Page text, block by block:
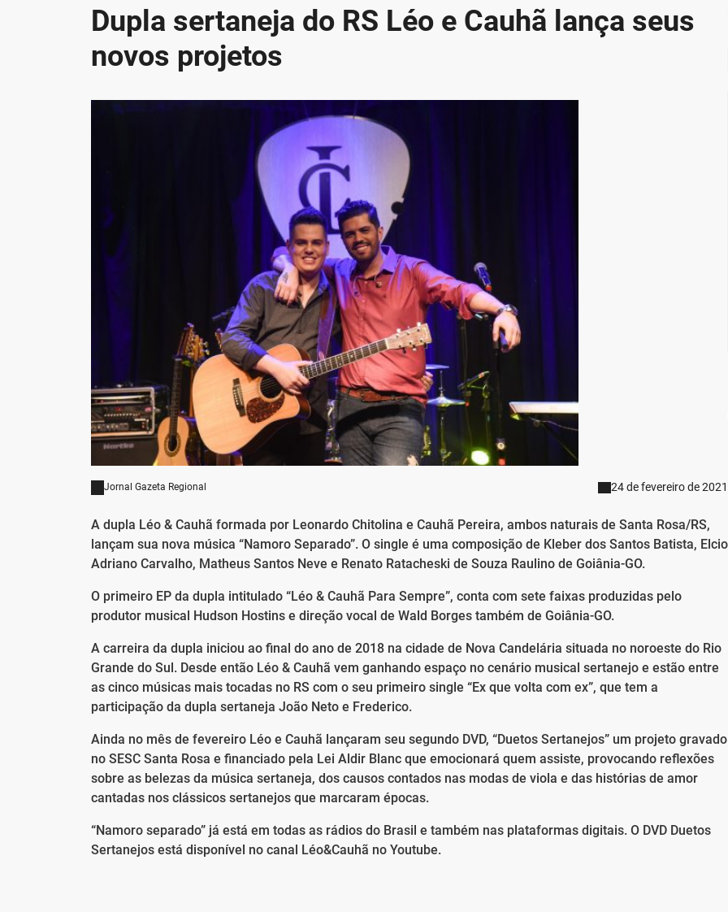
Dupla sertaneja do RS Léo e Cauhã lança seus
novos projetos
Jornal Gazeta Regional 24 de fevereiro de 2021
A dupla Léo & Cauhã formada por Leonardo Chitolina e Cauhã Pereira, ambos naturais de Santa Rosa/RS,
lançam sua nova música “Namoro Separado”. O single é uma composição de Kleber dos Santos Batista, Elcio
Adriano Carvalho, Matheus Santos Neve e Renato Ratacheski de Souza Raulino de Goiânia-GO.
O primeiro EP da dupla intitulado “Léo & Cauhã Para Sempre”, conta com sete faixas produzidas pelo
produtor musical Hudson Hostins e direção vocal de Wald Borges também de Goiânia-GO.
A carreira da dupla iniciou ao final do ano de 2018 na cidade de Nova Candelária situada no noroeste do Rio
Grande do Sul. Desde então Léo & Cauhã vem ganhando espaço no cenário musical sertanejo e estão entre
as cinco músicas mais tocadas no RS com o seu primeiro single “Ex que volta com ex”, que tem a
participação da dupla sertaneja João Neto e Frederico.
Ainda no mês de fevereiro Léo e Cauhã lançaram seu segundo DVD, “Duetos Sertanejos” um projeto gravado
no SESC Santa Rosa e financiado pela Lei Aldir Blanc que emocionará quem assiste, provocando reflexões
sobre as belezas da música sertaneja, dos causos contados nas modas de viola e das histórias de amor
cantadas nos clássicos sertanejos que marcaram épocas.
“Namoro separado” já está em todas as rádios do Brasil e também nas plataformas digitais. O DVD Duetos
Sertanejos está disponível no canal Léo&Cauhã no Youtube.